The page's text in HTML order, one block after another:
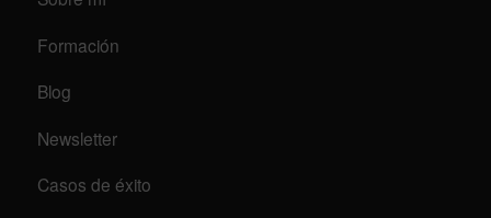
Formación
Blog
Newsletter
Casos de éxito